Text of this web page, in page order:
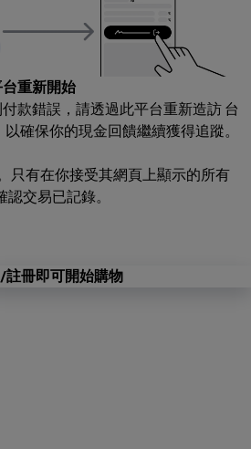
重新開始
款錯誤，請透過此平台重新造訪 台
確保你的現金回饋繼續獲得追蹤。
只有在你接受其網頁上顯示的所有
交易已記錄。
註冊即可開始購物